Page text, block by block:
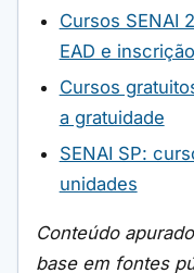
Cursos SENAI
EAD e
Cursos
a gratuidade
SENAI SP:
unidades
Conteúdo
base em fontes